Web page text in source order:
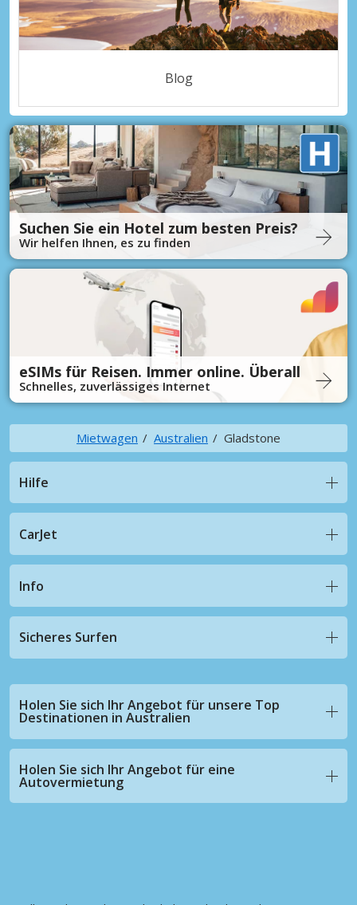
Blog
Suchen Sie ein Hotel zum besten Preis?
Wir helfen Ihnen, es zu finden
eSIMs für Reisen. Immer online. Überall
Schnelles, zuverlässiges Internet
Mietwagen Australien Gladstone
Hilfe
CarJet
Info
Sicheres Surfen
Holen Sie sich Ihr Angebot für unsere Top
Destinationen in Australien
Holen Sie sich Ihr Angebot für eine
Autovermietung